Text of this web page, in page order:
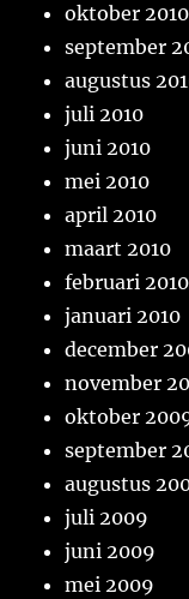
oktober 2010
september
augustus
juli 2010
juni 2010
mei 2010
april 2010
maart 2010
februari 2010
januari 2010
december
november
oktober
september
augustus
juli 2009
juni 2009
mei 2009